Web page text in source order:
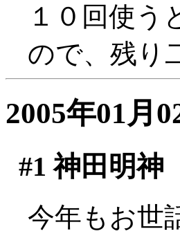
１０回使う
ので、残り
2005年01月
#1 神田明神
今年もお世